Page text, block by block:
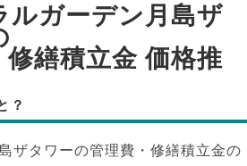
ルガーデン月島ザ
修繕積立金 価格推
？
ザタワーの管理費・修繕積立金の